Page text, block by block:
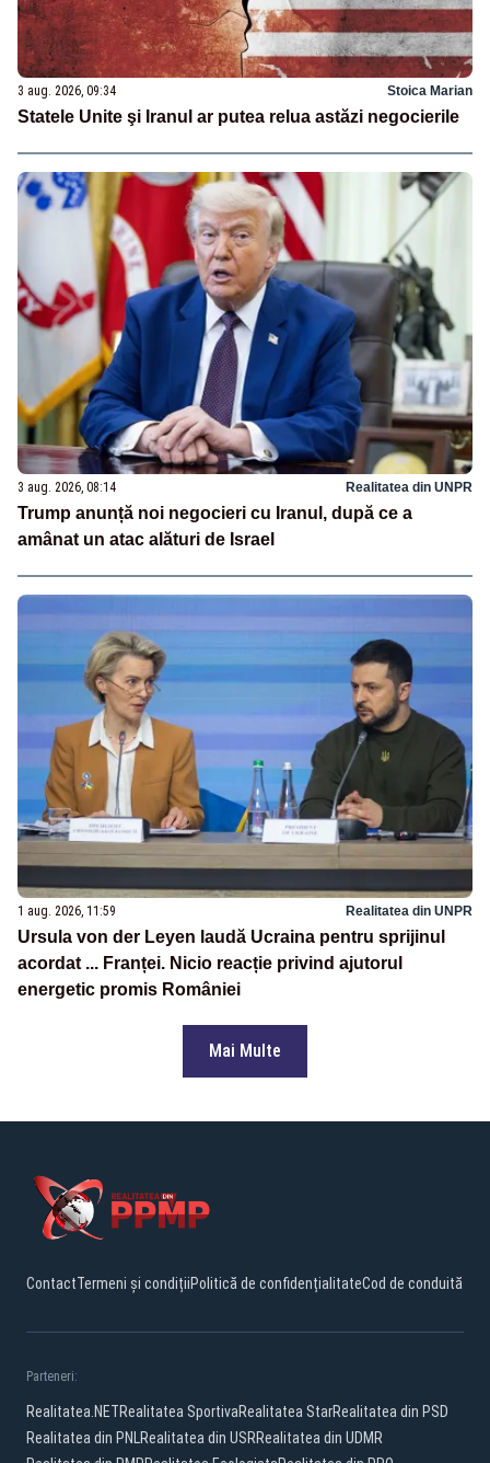
3 aug. 2026, 09:34 Stoica Marian
Statele Unite şi Iranul ar putea relua astăzi negocierile
3 aug. 2026, 08:14 Realitatea din UNPR
Trump anunță noi negocieri cu Iranul, după ce a
amânat un atac alături de Israel
1 aug. 2026, 11:59 Realitatea din UNPR
Ursula von der Leyen laudă Ucraina pentru sprijinul
acordat ... Franței. Nicio reacție privind ajutorul
energetic promis României
Mai Multe
ContactTermeni și condițiiPolitică de confidențialitateCod de conduită
Parteneri:
Realitatea.NETRealitatea SportivaRealitatea StarRealitatea din PSD
Realitatea din PNLRealitatea din USRRealitatea din UDMR